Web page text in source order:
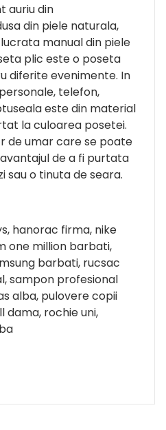
auriu din
din piele naturala,
manual din piele
plic este o poseta
diferite evenimente. In
telefon,
este din material
la culoarea posetei.
de umar care se poate
de a fi purtata
sau o tinuta de seara.
hanorac firma, nike
one million barbati,
barbati, rucsac
sampon profesional
alba, pulovere copii
dama, rochie uni,